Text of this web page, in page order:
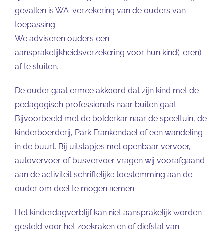
gevallen is WA-verzekering van de ouders van
toepassing.
We adviseren ouders een
aansprakelijkheidsverzekering voor hun kind(-eren)
af te sluiten.
De ouder gaat ermee akkoord dat zijn kind met de
pedagogisch professionals naar buiten gaat.
Bijvoorbeeld met de bolderkar naar de speeltuin, de
kinderboerderij, Park Frankendael of een wandeling
in de buurt. Bij uitstapjes met openbaar vervoer,
autovervoer of busvervoer vragen wij voorafgaand
aan de activiteit schriftelijke toestemming aan de
ouder om deel te mogen nemen.
Het kinderdagverblijf kan niet aansprakelijk worden
gesteld voor het zoekraken en of diefstal van